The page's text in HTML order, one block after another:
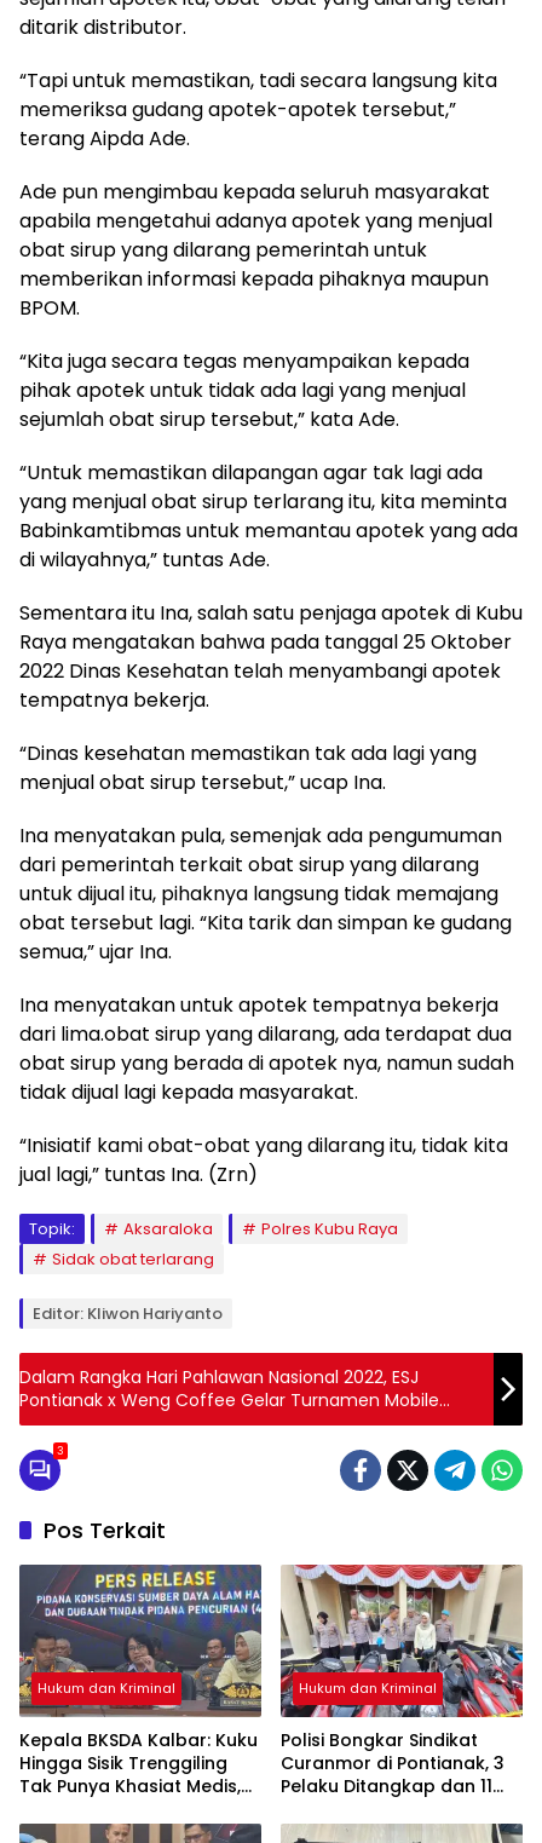
ditarik distributor.
“Tapi untuk memastikan, tadi secara langsung kita
memeriksa gudang apotek-apotek tersebut,”
terang Aipda Ade.
Ade pun mengimbau kepada seluruh masyarakat
apabila mengetahui adanya apotek yang menjual
obat sirup yang dilarang pemerintah untuk
memberikan informasi kepada pihaknya maupun
BPOM.
“Kita juga secara tegas menyampaikan kepada
pihak apotek untuk tidak ada lagi yang menjual
sejumlah obat sirup tersebut,” kata Ade.
“Untuk memastikan dilapangan agar tak lagi ada
yang menjual obat sirup terlarang itu, kita meminta
Babinkamtibmas untuk memantau apotek yang ada
di wilayahnya,” tuntas Ade.
Sementara itu Ina, salah satu penjaga apotek di Kubu
Raya mengatakan bahwa pada tanggal 25 Oktober
2022 Dinas Kesehatan telah menyambangi apotek
tempatnya bekerja.
“Dinas kesehatan memastikan tak ada lagi yang
menjual obat sirup tersebut,” ucap Ina.
Ina menyatakan pula, semenjak ada pengumuman
dari pemerintah terkait obat sirup yang dilarang
untuk dijual itu, pihaknya langsung tidak memajang
obat tersebut lagi. “Kita tarik dan simpan ke gudang
semua,” ujar Ina.
Ina menyatakan untuk apotek tempatnya bekerja
dari lima.obat sirup yang dilarang, ada terdapat dua
obat sirup yang berada di apotek nya, namun sudah
tidak dijual lagi kepada masyarakat.
“Inisiatif kami obat-obat yang dilarang itu, tidak kita
jual lagi,” tuntas Ina. (Zrn)
Topik: Aksaraloka
Polres Kubu Raya
Sidak obat terlarang
Editor: Kliwon Hariyanto
Dalam Rangka Hari Pahlawan Nasional 2022, ESJ
Pontianak x Weng Coffee Gelar Turnamen Mobile
Legend Piala Kapolresta Pontianak
3
Pos Terkait
Hukum dan Kriminal
Kepala BKSDA Kalbar: Kuku
Hingga Sisik Trenggiling
Tak Punya Khasiat Medis,
Hukum dan Kriminal
Polisi Bongkar Sindikat
Curanmor di Pontianak, 3
Pelaku Ditangkap dan 11